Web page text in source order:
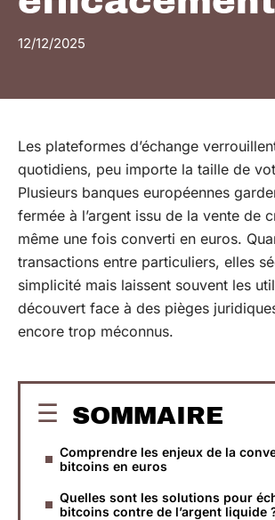
12/12/2025
Les plateformes d’échange
quotidiens, peu importe la taille de
Plusieurs banques européennes
fermée à l’argent issu de la vente de
même une fois converti en euros.
transactions entre particuliers, elles
simplicité mais laissent souvent les
découvert face à des pièges
encore trop méconnus.
SOMMAIRE
Comprendre les enjeux de la
bitcoins en euros
Quelles sont les solutions pour
bitcoins contre de l’argent liquide